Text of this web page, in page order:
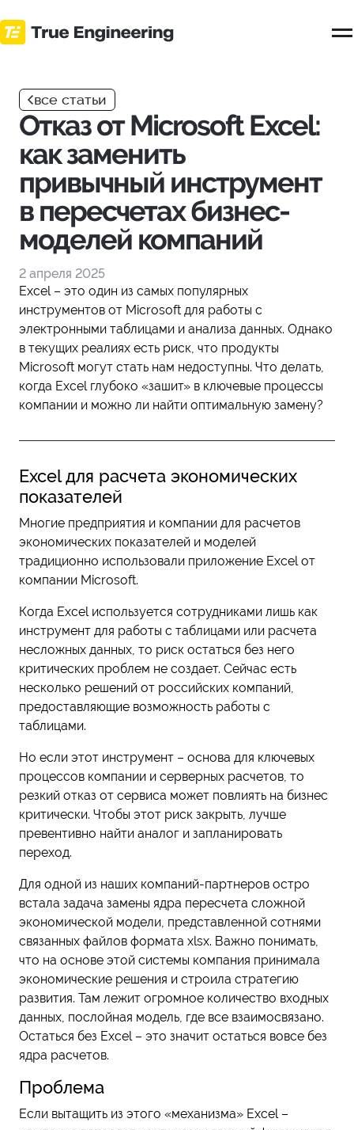
к
основному
все статьи
Отказ от Microsoft Excel:
как заменить
привычный инструмент
в пересчетах бизнес-
моделей компаний
2 апреля 2025
Excel – это один из самых популярных
инструментов от Microsoft для работы с
электронными таблицами и анализа данных. Однако
в текущих реалиях есть риск, что продукты
Microsoft могут стать нам недоступны. Что делать,
когда Excel глубоко «зашит» в ключевые процессы
компании и можно ли найти оптимальную замену?
Excel для расчета экономических
показателей
Многие предприятия и компании для расчетов
экономических показателей и моделей
традиционно использовали приложение Excel от
компании Microsoft.
Когда Excel используется сотрудниками лишь как
инструмент для работы с таблицами или расчета
несложных данных, то риск остаться без него
критических проблем не создает. Сейчас есть
несколько решений от российских компаний,
предоставляющие возможность работы с
таблицами.
Но если этот инструмент – основа для ключевых
процессов компании и серверных расчетов, то
резкий отказ от сервиса может повлиять на бизнес
критически. Чтобы этот риск закрыть, лучше
превентивно найти аналог и запланировать
переход.
Для одной из наших компаний-партнеров остро
встала задача замены ядра пересчета сложной
экономической модели, представленной сотнями
связанных файлов формата xlsx. Важно понимать,
что на основе этой системы компания принимала
экономические решения и строила стратегию
развития. Там лежит огромное количество входных
данных, послойная модель, где все взаимосвязано.
Остаться без Excel – это значит остаться вовсе без
ядра расчетов.
Проблема
Если вытащить из этого «механизма» Excel –